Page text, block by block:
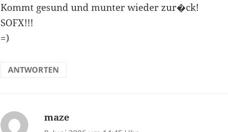
Kommt gesund und munter wieder zur�ck!
SOFX!!!
=)
ANTWORTEN
maze